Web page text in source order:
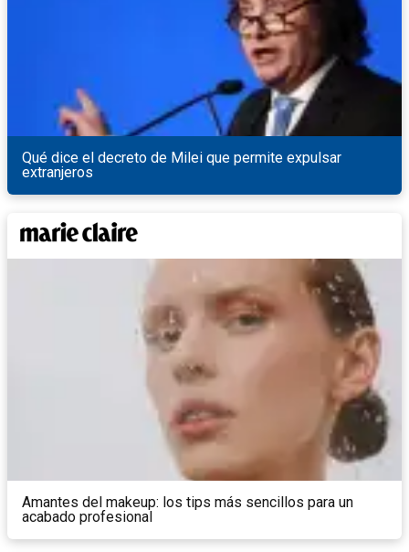
Qué dice el decreto de Milei que permite expulsar
extranjeros
Amantes del makeup: los tips más sencillos para un
acabado profesional